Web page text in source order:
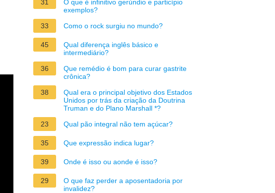
31
O que é infinitivo gerúndio e particípio
exemplos?
33
Como o rock surgiu no mundo?
45
Qual diferença inglês básico e
intermediário?
36
Que remédio é bom para curar gastrite
crônica?
38
Qual era o principal objetivo dos Estados
Unidos por trás da criação da Doutrina
Truman e do Plano Marshall *?
23
Qual pão integral não tem açúcar?
35 Que expressão indica lugar?
39 Onde é isso ou aonde é isso?
29
O que faz perder a aposentadoria por
invalidez?